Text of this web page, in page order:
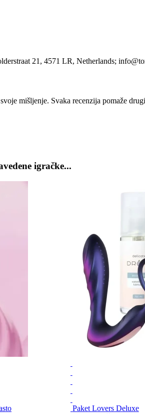
21 , 4571 LR, Netherlands;
mišljenje. Svaka recenzija pomaže
igračke...
Paket Lovers Deluxe